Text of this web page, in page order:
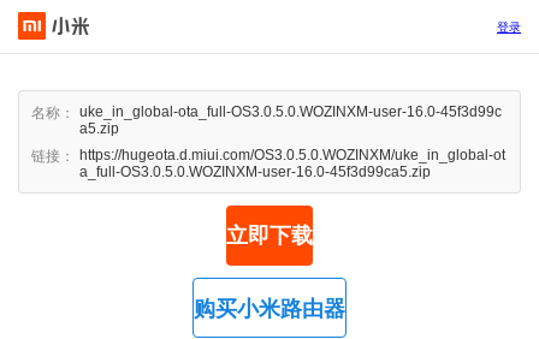
登录
名称：
uke_in_global-ota_full-OS3.0.5.0.WOZINXM-user-16.0-45f3d99c
a5.zip
链接：
https://hugeota.d.miui.com/OS3.0.5.0.WOZINXM/uke_in_global-ot
a_full-OS3.0.5.0.WOZINXM-user-16.0-45f3d99ca5.zip
立即下载
购买小米路由器